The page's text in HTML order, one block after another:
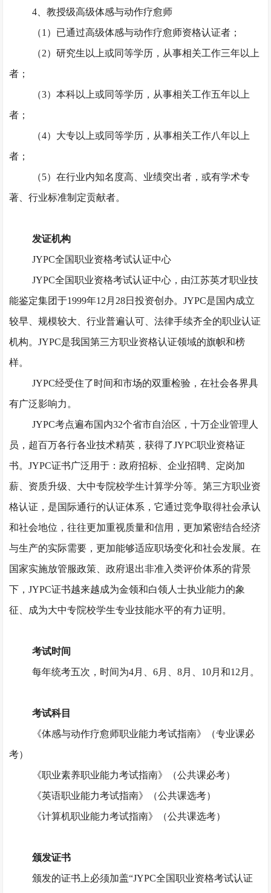
4、教授级高级体感与动作疗愈师
（1）已通过高级体感与动作疗愈师资格认证者；
（2）研究生以上或同等学历，从事相关工作三年以上
者；
（3）本科以上或同等学历，从事相关工作五年以上
者；
（4）大专以上或同等学历，从事相关工作八年以上
者；
（5）在行业内知名度高、业绩突出者，或有学术专
著、行业标准制定贡献者。
发证机构
JYPC全国职业资格考试认证中心
JYPC全国职业资格考试认证中心，由江苏英才职业技
能鉴定集团于1999年12月28日投资创办。JYPC是国内成立
较早、规模较大、行业普遍认可、法律手续齐全的职业认证
机构。JYPC是我国第三方职业资格认证领域的旗帜和榜
样。
JYPC经受住了时间和市场的双重检验，在社会各界具
有广泛影响力。
JYPC考点遍布国内32个省市自治区，十万企业管理人
员，超百万各行各业技术精英，获得了JYPC职业资格证
书。JYPC证书广泛用于：政府招标、企业招聘、定岗加
薪、资质升级、大中专院校学生计算学分等。第三方职业资
格认证，是国际通行的认证体系，它通过竞争取得社会承认
和社会地位，往往更加重视质量和信用，更加紧密结合经济
与生产的实际需要，更加能够适应职场变化和社会发展。在
国家实施放管服政策、政府退出非准入类评价体系的背景
下，JYPC证书越来越成为金领和白领人士执业能力的象
征、成为大中专院校学生专业技能水平的有力证明。
考试时间
每年统考五次，时间为4月、6月、8月、10月和12月。
考试科目
《体感与动作疗愈师职业能力考试指南》（专业课必
考）
《职业素养职业能力考试指南》（公共课必考）
《英语职业能力考试指南》（公共课选考）
《计算机职业能力考试指南》（公共课选考）
颁发证书
颁发的证书上必须加盖“JYPC全国职业资格考试认证